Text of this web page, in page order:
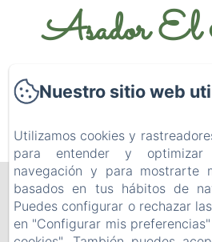
Asador
Cortijo la
Nuestro sitio web
Utilizamos cookies y
para entender y
navegación y para mostrarte
basados en tus hábitos de
Puedes configurar o rechazar
en "Configurar mis